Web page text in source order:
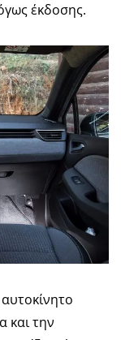
έκδοσης.
και την